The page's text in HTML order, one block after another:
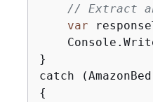
// Extract
var
}
{